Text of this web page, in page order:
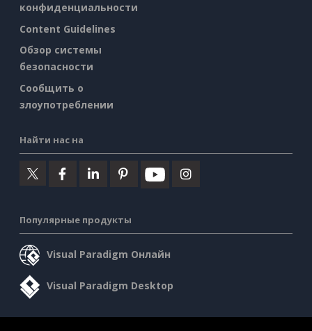
конфиденциальности
Content Guidelines
Обзор системы
безопасности
Сообщить о
злоупотреблении
Найти нас на
Популярные продукты
Visual Paradigm Онлайн
Visual Paradigm Desktop